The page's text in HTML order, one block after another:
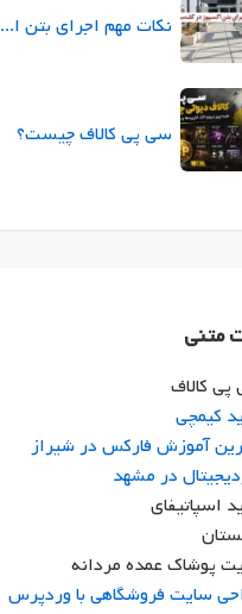
نکات مهم اجرای بتن اکسپوز در کف‌سازی
سی پی کالاف چیست؟
متنی
کالاف
کیمچی
آموزش فارکس در شیراز
در مشهد
اسپاتیفای
پوشاک عمده مردانه
سایت فروشگاهی با وردپرس